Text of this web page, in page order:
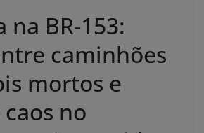
na BR-153:
caminhões
mortos e
no